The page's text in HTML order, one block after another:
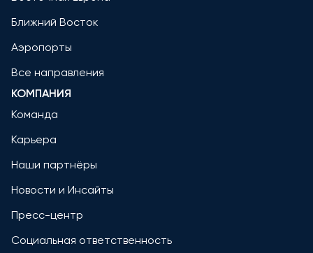
Ближний Восток
Аэропорты
Все направления
КОМПАНИЯ
Команда
Карьера
Наши партнёры
Новости и Инсайты
Пресс-центр
Социальная ответственность